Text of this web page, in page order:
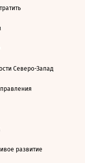
Северо-Запад
развитие